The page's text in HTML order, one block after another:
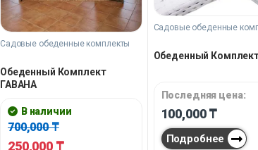
Садовые обеденные комплекты
Обеденный Комплект
ГАВАНА
В наличии
700,000₸
250,000 ₸
Садовые обеденные
Обеденный
Последняя цена:
100,000₸
Подробнее